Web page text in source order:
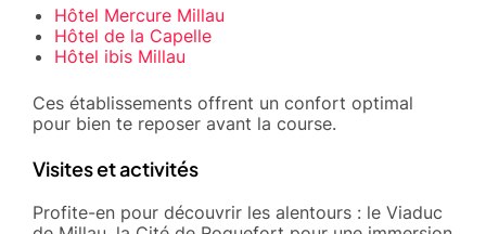
Hôtel Mercure Millau
Hôtel de la Capelle
Hôtel ibis Millau
Ces établissements offrent un confort optimal
pour bien te reposer avant la course.
Visites et activités
Profite-en pour découvrir les alentours : le Viaduc